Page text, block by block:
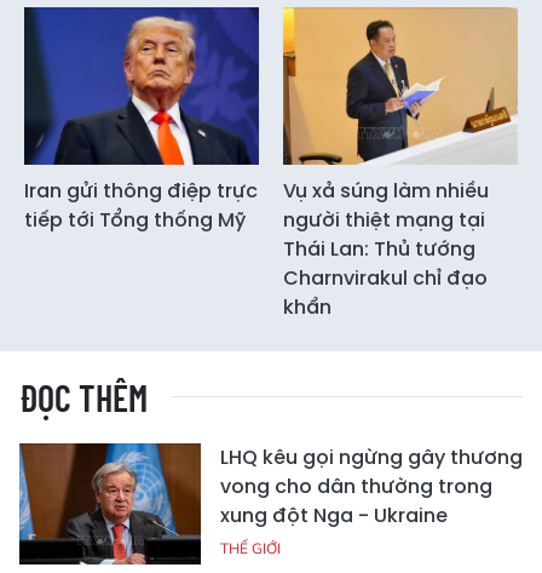
Iran gửi thông điệp trực
tiếp tới Tổng thống Mỹ
Vụ xả súng làm nhiều
người thiệt mạng tại
Thái Lan: Thủ tướng
Charnvirakul chỉ đạo
khẩn
ĐỌC THÊM
LHQ kêu gọi ngừng gây thương
vong cho dân thường trong
xung đột Nga - Ukraine
THẾ GIỚI